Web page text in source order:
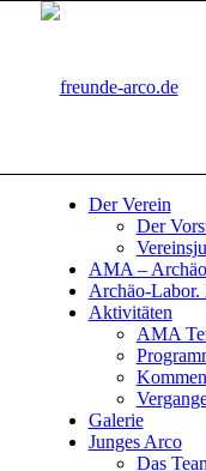
Der Verein
Der
AMA –
Archäo-Labor.
Aktivitäten
AMA
Galerie
Junges Arco
Das